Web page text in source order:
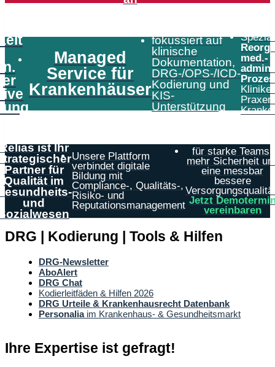
Managed
Service für
Krankenhäuser
fokussiert auf
klinische
Dokumentation,
DRG-/OPS-/ICD-
Kodierung und
KIS-
Unterstützung
med.-
ist Ihr
Partner für
Qualität im
und
Unsere Plattform
verbindet digitale
Bildung mit
Compliance-, Qualitäts-,
Risiko- und
Reputationsmanagement
für starke Teams,
mehr Sicherheit
eine messbar
bessere
Jetzt
vereinbaren
DRG | Kodierung | Tools & Hilfen
DRG-Newsletter
AboAlert
DRG Chat
Kodierleitfäden & Hilfen 2026
DRG Urteile & Krankenhausrecht Datenbank
Personaliaim Krankenhaus- & Gesundheitsmarkt
Ihre Expertise ist gefragt!